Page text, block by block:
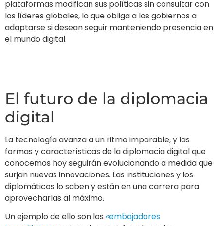
La tecnología avanza a un ritmo imparable, y las
formas y características de la diplomacia digital que
conocemos hoy seguirán evolucionando a medida que
Un ejemplo de ello son los «embajadores
tecnológicos» , asignados para fortalecer las
relaciones de los Estados con los gigantes de Silicon
Valley. Esta práctica forma parte de la
que promueve la integración de tecnologías
emergentes como Big Data, Inteligencia Artificial y
Realidad Virtual en la política exterior (Embajada
Abierta, 2020).
Big Data